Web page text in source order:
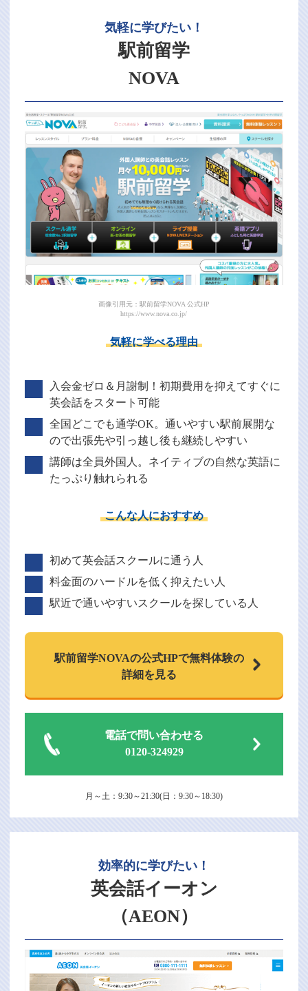
気軽に学びたい！
駅前留学
NOVA
画像引用元：駅前留学NOVA 公式HP
https://www.nova.co.jp/
気軽に学べる理由
入会金ゼロ＆月謝制！初期費用を抑えてすぐに
英会話をスタート可能
全国どこでも通学OK。通いやすい駅前展開な
ので出張先や引っ越し後も継続しやすい
講師は全員外国人。ネイティブの自然な英語に
たっぷり触れられる
こんな人におすすめ
初めて英会話スクールに通う人
料金面のハードルを低く抑えたい人
駅近で通いやすいスクールを探している人
駅前留学NOVAの公式HPで無料体験の
詳細を見る
電話で問い合わせる
0120-324929
月～土：9:30～21:30(日：9:30～18:30)
効率的に学びたい！
英会話イーオン
（AEON）